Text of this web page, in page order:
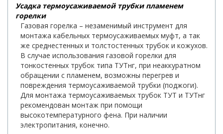
Усадка термоусаживаемой трубки пламенем
горелки
Газовая горелка – незаменимый инструмент для
монтажа кабельных термоусаживаемых муфт, а так
же среднестенных и толстостенных трубок и кожухов.
В случае использования газовой горелки для
тонкостенных трубок типа ТУТнг, при неаккуратном
обращении с пламенем, возможны перегрев и
повреждения термоусаживаемой трубки (поджоги).
Для монтажа термоусаживаемых трубок ТУТ и ТУТнг
рекомендован монтаж при помощи
высокотемпературного фена. При наличии
электропитания, конечно.